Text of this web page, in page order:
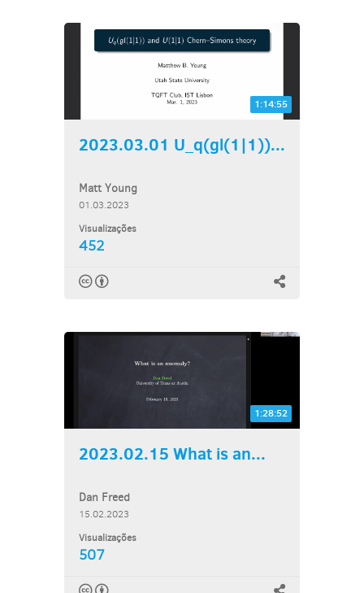
1:14:55
2023.03.01 U_q(gl(1|1))...
Matt Young
01.03.2023
Visualizações
452
1:28:52
2023.02.15 What is an...
Dan Freed
15.02.2023
Visualizações
507